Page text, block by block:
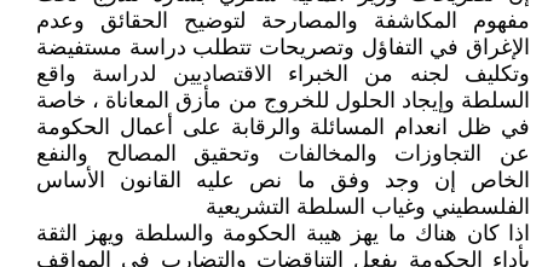
مفهوم المكاشفة والمصارحة لتوضيح الحقائق وعدم
الإغراق في التفاؤل وتصريحات تتطلب دراسة مستفيضة
وتكليف لجنه من الخبراء الاقتصاديين لدراسة واقع
السلطة وإيجاد الحلول للخروج من مأزق المعاناة ، خاصة
في ظل انعدام المسائلة والرقابة على أعمال الحكومة
عن التجاوزات والمخالفات وتحقيق المصالح والنفع
الخاص إن وجد وفق ما نص عليه القانون الأساس
الفلسطيني وغياب السلطة التشريعية
اذا كان هناك ما يهز هيبة الحكومة والسلطة ويهز الثقة
بأداء الحكومة بفعل التناقضات والتضارب في المواقف